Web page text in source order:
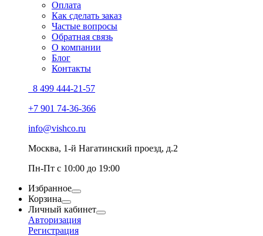
Оплата
Как сделать заказ
Частые вопросы
Обратная связь
О компании
Блог
Контакты
8 499 444-21-57
+7 901 74-36-366
info@vishco.ru
Москва, 1-й Нагатинский проезд, д.2
Пн-Пт с 10:00 до 19:00
Избранное
Корзина
Личный кабинет
Авторизация
Регистрация